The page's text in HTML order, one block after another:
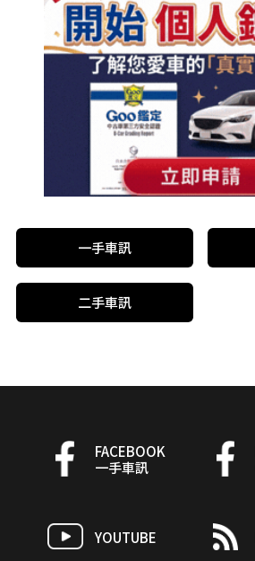
一手車訊
二手車訊
FACEBOOK
一手車訊
YOUTUBE